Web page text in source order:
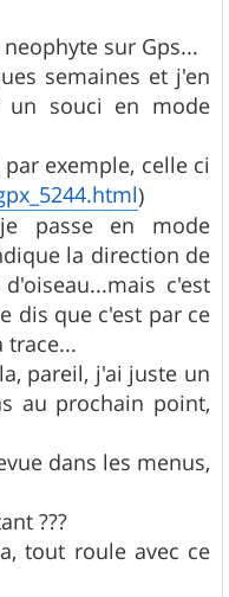
sur Gps...
semaines et j'en
un souci en mode
exemple, celle ci
)
passe en mode
la direction de
c'est
dis que c'est par ce
trace...
pareil, j'ai juste un
au prochain point,
dans les menus,
???
tout roule avec ce